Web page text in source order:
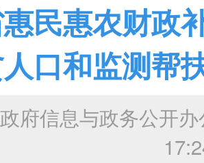
民惠农财政
口和监测帮
政府信息与政务公